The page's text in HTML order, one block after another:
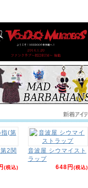
2関
(税込)
音波屋 シウマイスト
ラップ
648円(税込)